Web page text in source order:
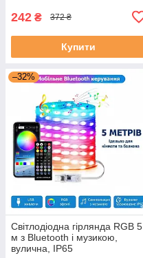
242 ₴ 372 ₴
Купити
–32%
Світлодіодна гірлянда RGB 5
м з Bluetooth і музикою,
вулична, IP65